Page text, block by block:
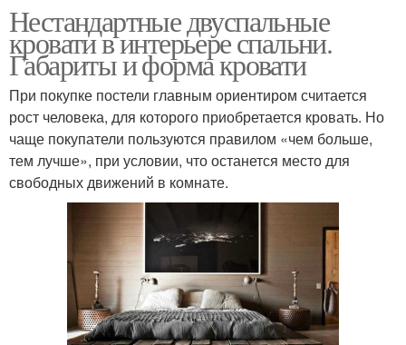
Нестандартные двуспальные
кровати в интерьере спальни.
Габариты и форма кровати
При покупке постели главным ориентиром считается
рост человека, для которого приобретается кровать. Но
чаще покупатели пользуются правилом «чем больше,
тем лучше», при условии, что останется место для
свободных движений в комнате.